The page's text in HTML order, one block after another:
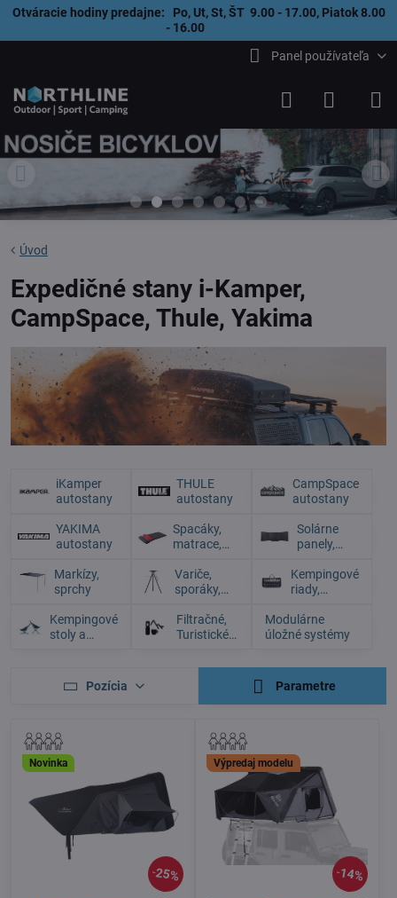
Otváracie hodiny predajne: Po, Ut, St, ŠT 9.00 - 17.00, Piatok 8.00
- 16.00
Panel používateľa
Úvod
Expedičné stany i-Kamper,
CampSpace, Thule, Yakima
iKamper
autostany
THULE
autostany
CampSpace
autostany
YAKIMA
autostany
Spacáky,
matrace,
Solárne
panely,
svetlá
Markízy,
sprchy
Variče,
sporáky,
kuchynky,
kartuše
Kempingové
riady,
Kempingové
stoly a
Filtračné,
Turistické
Termosky
Modulárne
úložné systémy
Pozícia Parametre
25%
Novinka
14%
Výpredaj modelu